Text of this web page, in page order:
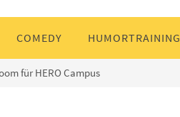
COMEDY HUMORTRAINING
für HERO Campus